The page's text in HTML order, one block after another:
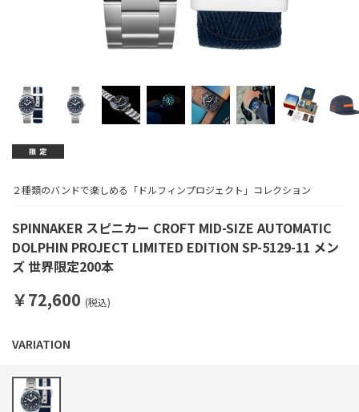
SPINNAKER スピニカー CROFT MID-SIZE AUTOMATIC
DOLPHIN PROJECT LIMITED EDITION SP-5129-11 メン
ズ 世界限定200本
２種類のバンドで楽しめる「ドルフィンプロジェクト」コレクション
￥72,600 (税込)